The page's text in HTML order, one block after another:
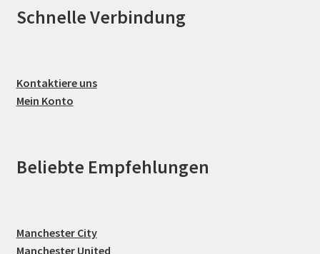
Schnelle Verbindung
Kontaktiere uns
Mein Konto
Beliebte Empfehlungen
Manchester City
Manchester United